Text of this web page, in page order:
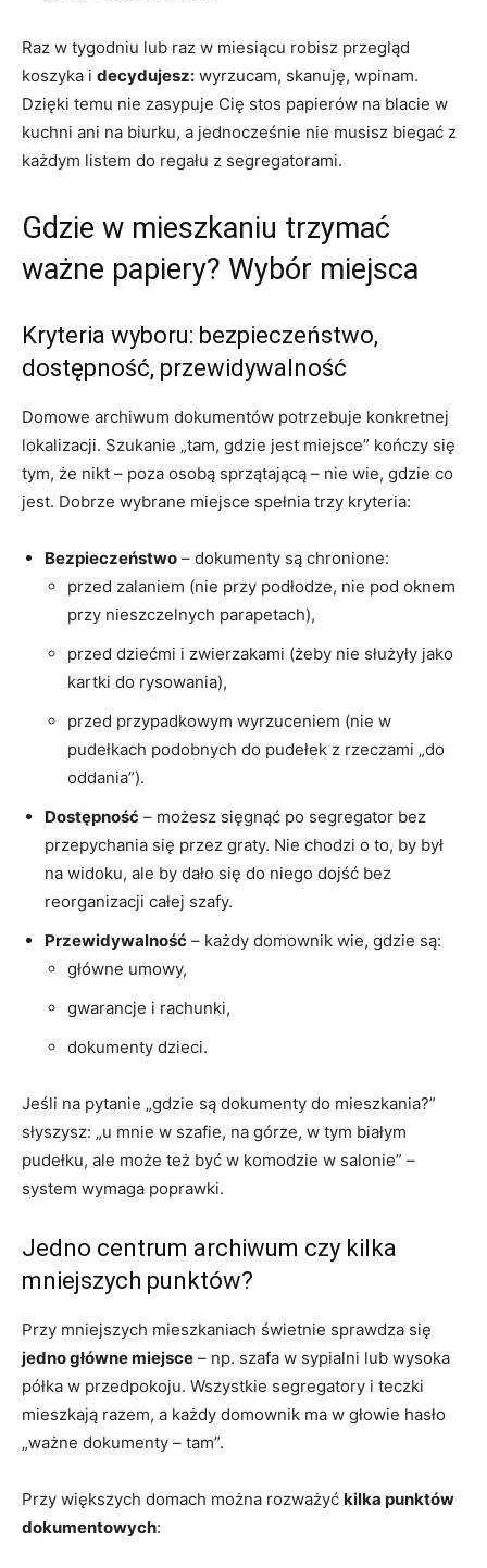
Raz w tygodniu lub raz w miesiącu robisz przegląd
koszyka i decydujesz: wyrzucam, skanuję, wpinam.
Dzięki temu nie zasypuje Cię stos papierów na blacie w
kuchni ani na biurku, a jednocześnie nie musisz biegać z
każdym listem do regału z segregatorami.
Gdzie w mieszkaniu trzymać
ważne papiery? Wybór miejsca
Kryteria wyboru: bezpieczeństwo,
dostępność, przewidywalność
Domowe archiwum dokumentów potrzebuje konkretnej
lokalizacji. Szukanie „tam, gdzie jest miejsce” kończy się
tym, że nikt – poza osobą sprzątającą – nie wie, gdzie co
jest. Dobrze wybrane miejsce spełnia trzy kryteria:
Bezpieczeństwo – dokumenty są chronione:
przed zalaniem (nie przy podłodze, nie pod oknem
przy nieszczelnych parapetach),
przed dziećmi i zwierzakami (żeby nie służyły jako
kartki do rysowania),
przed przypadkowym wyrzuceniem (nie w
pudełkach podobnych do pudełek z rzeczami „do
oddania”).
Dostępność – możesz sięgnąć po segregator bez
przepychania się przez graty. Nie chodzi o to, by był
na widoku, ale by dało się do niego dojść bez
reorganizacji całej szafy.
Przewidywalność – każdy domownik wie, gdzie są:
główne umowy,
gwarancje i rachunki,
dokumenty dzieci.
Jeśli na pytanie „gdzie są dokumenty do mieszkania?”
słyszysz: „u mnie w szafie, na górze, w tym białym
pudełku, ale może też być w komodzie w salonie” –
system wymaga poprawki.
Jedno centrum archiwum czy kilka
mniejszych punktów?
Przy mniejszych mieszkaniach świetnie sprawdza się
jedno główne miejsce – np. szafa w sypialni lub wysoka
półka w przedpokoju. Wszystkie segregatory i teczki
mieszkają razem, a każdy domownik ma w głowie hasło
„ważne dokumenty – tam”.
Przy większych domach można rozważyć kilka punktów
dokumentowych: